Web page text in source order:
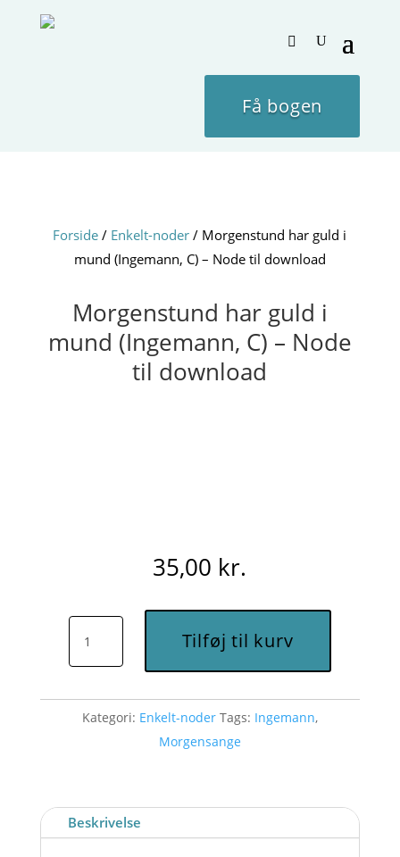
Få bogen
Forside / Enkelt-noder / Morgenstund har guld i
mund (Ingemann, C) – Node til download
Morgenstund har guld i
mund (Ingemann, C) – Node
til download
35,00 kr.
har
i
mund
Node
til
Tilføj til kurv
Kategori: Enkelt-noder Tags: Ingemann,
Morgensange
Beskrivelse